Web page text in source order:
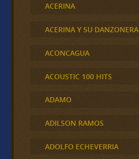
ACERINA
ACERINA Y SU DANZONERA
ACONCAGUA
ACOUSTIC 100 HITS
ADAMO
ADILSON RAMOS
ADOLFO ECHEVERRIA